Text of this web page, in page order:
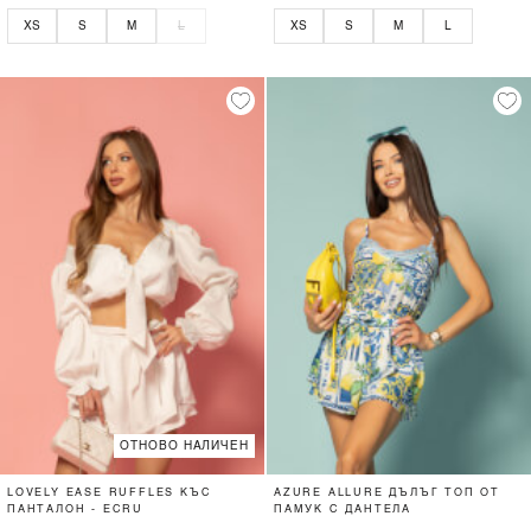
XS S M L XS S M L
ОТНОВО НАЛИЧЕН
LOVELY EASE RUFFLES КЪС
ПАНТАЛОН - ECRU
AZURE ALLURE ДЪЛЪГ ТОП ОТ
ПАМУК С ДАНТЕЛА